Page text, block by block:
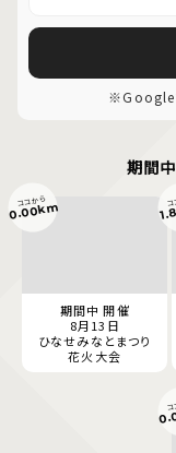
※Google
期間
期間中 開催
8月13日
ひなせみなとまつり
花火大会
ココから
0.00km